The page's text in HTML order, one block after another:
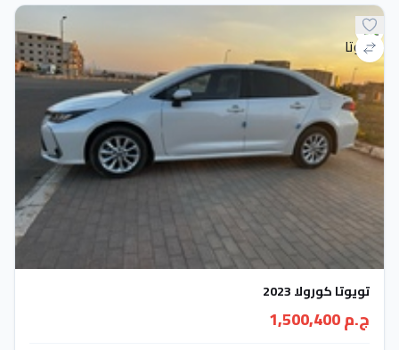
تويوتا كورولا 2023
ج.م 1,500,400